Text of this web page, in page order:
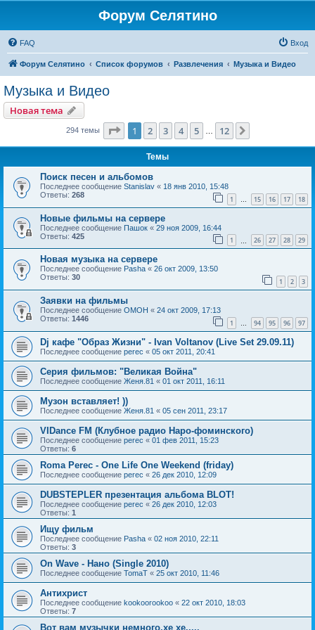
Форум Селятино
FAQ Вход
Форум Селятино Список форумов Развлечения Музыка и Видео
Музыка и Видео
Новая тема
294 темы Страница из 12
1 2 3 4 5 12
Темы
Поиск песен и альбомов
Последнее сообщение Stanislav « 18 янв 2010, 15:48
Ответы: 268 1 … 15 16 17 18
Новые фильмы на сервере
Последнее сообщение Пашок « 29 ноя 2009, 16:44
Ответы: 425 1 26 27 28 29
Новая музыка на сервере
Последнее сообщение Pasha « 26 окт 2009, 13:50
Ответы: 30 1 2 3
Заявки на фильмы
Последнее сообщение OMOH « 24 окт 2009, 17:13
Ответы: 1446 1 … 94 95 96 97
Dj кафе "Образ Жизни" - Ivan Voltanov (Live Set 29.09.11)
Последнее сообщение perec « 05 окт 2011, 20:41
Серия фильмов: "Великая Война"
Последнее сообщение Женя.81 « 01 окт 2011, 16:11
Музон вставляет! ))
Последнее сообщение Женя.81 « 05 сен 2011, 23:17
VIDance FM (Клубное радио Наро-фоминского)
Последнее сообщение perec « 01 фев 2011, 15:23
Ответы: 6
Roma Perec - One Life One Weekend (friday)
Последнее сообщение perec « 26 дек 2010, 12:09
DUBSTEPLER презентация альбома BLOT!
Последнее сообщение perec « 26 дек 2010, 12:03
Ответы: 1
Ищу фильм
Последнее сообщение Pasha « 02 ноя 2010, 22:11
Ответы: 3
On Wave - Нано (Single 2010)
Последнее сообщение TomaT « 25 окт 2010, 11:46
Антихрист
Последнее сообщение kookoorookoo « 22 окт 2010, 18:03
Ответы: 7
Вот вам музычки немного,хе хе.....